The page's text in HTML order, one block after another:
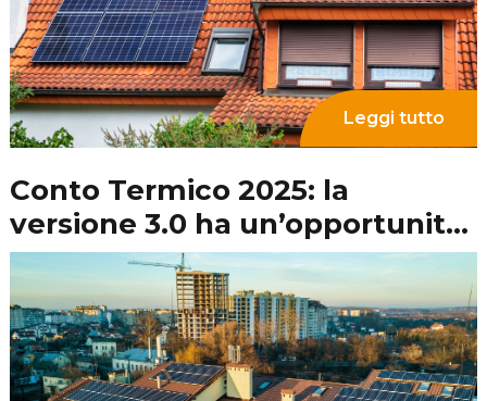
Ampliamento impianto
fotovoltaico: come fare e quali
pratiche sono necessarie